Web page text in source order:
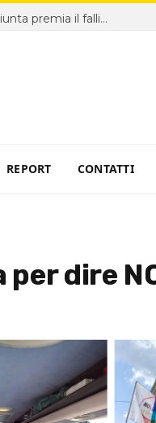
Sanità, proroga Di Santo ingiustificabile: la Giunta premia il fallimento
REPORT CONTATTI
dire